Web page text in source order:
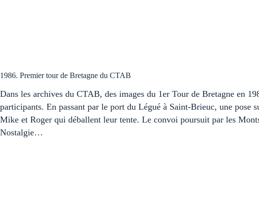
1986. Premier tour de Bretagne du CTAB
Dans les archives du CTAB, des images du 1er Tour de Bretagne en
participants. En passant par le port du Légué à Saint-Brieuc, une
Mike et Roger qui déballent leur tente. Le convoi poursuit par les
Nostalgie…